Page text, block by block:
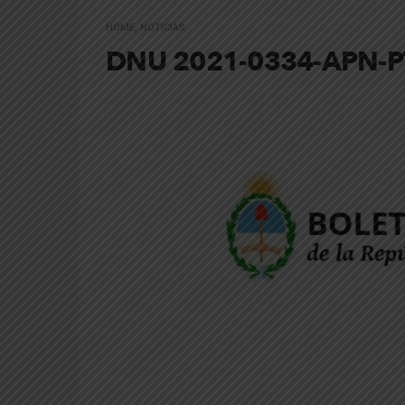
HOME, NOTICIAS
DNU 2021-0334-APN-